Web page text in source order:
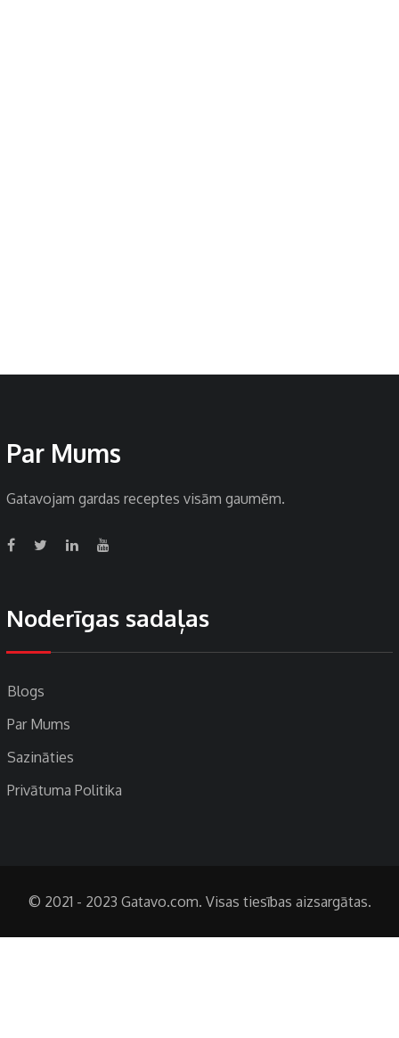
Par Mums
Gatavojam gardas receptes visām gaumēm.
Noderīgas sadaļas
Blogs
Par Mums
Sazināties
Privātuma Politika
© 2021 - 2023 Gatavo.com. Visas tiesības aizsargātas.